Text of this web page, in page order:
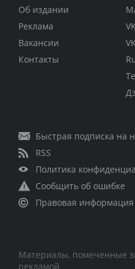
Об издании
Реклама
Вакансии
Контакты
Быстрая подписка на
RSS
Политика
Сообщить об ошибке
Правовая информация
Материалы, помеченные
рекламой